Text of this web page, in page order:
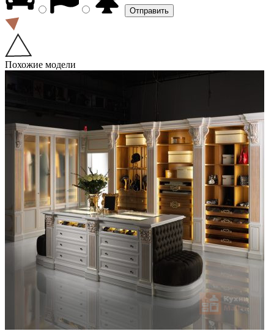
Похожие модели